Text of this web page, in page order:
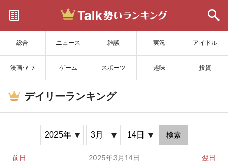
総合 ニュース 雑談 実況 アイドル
漫画･ｱﾆﾒ ゲーム スポーツ 趣味 投資
サイトを更新
デイリーランキング
検索
前日 2025年3月14日 翌日